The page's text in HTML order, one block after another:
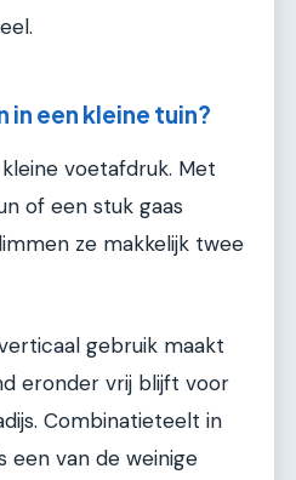
een kleine tuin?
voetafdruk. Met
of een stuk gaas
ze makkelijk twee
gebruik maakt
eronder vrij blijft voor
Combinatieteelt in
een van de weinige